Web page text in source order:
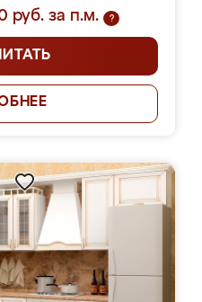
руб. за п.м.
?